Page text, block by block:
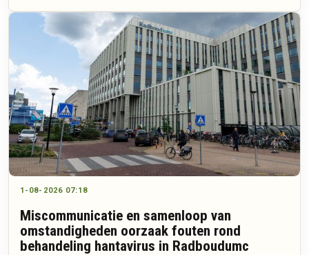
1-08-2026 07:18
Miscommunicatie en samenloop van
omstandigheden oorzaak fouten rond
behandeling hantavirus in Radboudumc